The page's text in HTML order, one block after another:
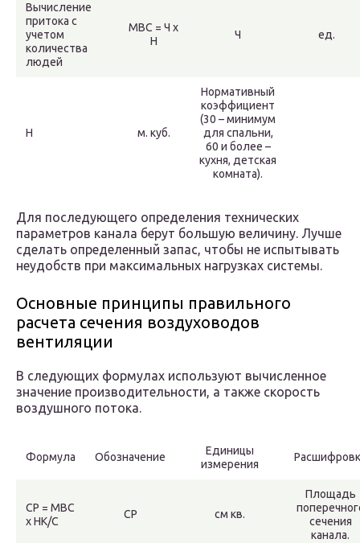
Вычисление
притока с
учетом
количества
людей
МВС = Ч х
Н
Ч ед.
Н м. куб.
Нормативный
коэффициент
(30 – минимум
для спальни,
60 и более –
кухня, детская
комната).
Для последующего определения технических
параметров канала берут большую величину. Лучше
сделать определенный запас, чтобы не испытывать
неудобств при максимальных нагрузках системы.
Основные принципы правильного
расчета сечения воздуховодов
вентиляции
В следующих формулах используют вычисленное
значение производительности, а также скорость
воздушного потока.
Формула Обозначение
Единицы
измерения
СР = МВС
х НК/С
СР см кв.
Площадь
сечения
канала.